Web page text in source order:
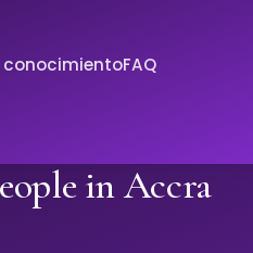
conocimientoFAQ
in Accra